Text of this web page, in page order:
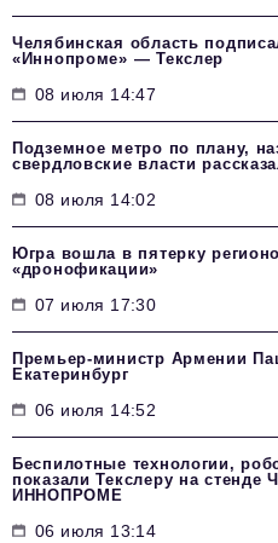
Челябинская область
«Иннопроме» — Текслер
08 июля 14:47
Подземное метро по плану,
свердловские власти
08 июля 14:02
Югра вошла в пятерку
«дронофикации»
07 июля 17:30
Премьер-министр Армении
Екатеринбург
06 июля 14:52
Беспилотные технологии,
показали Текслеру на стенде
ИННОПРОМЕ
06 июля 13:14